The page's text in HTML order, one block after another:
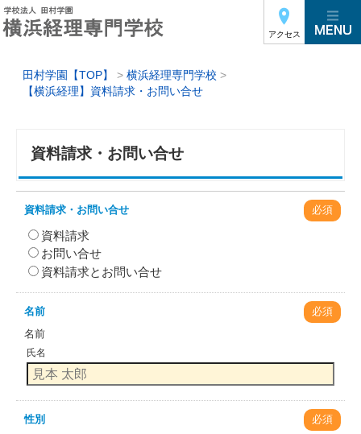
アクセス
田村学園【TOP】 > 横浜経理専門学校 >
【横浜経理】資料請求・お問い合せ
資料請求・お問い合せ
資料請求・お問い合せ 必須
資料請求
お問い合せ
資料請求とお問い合せ
名前
必須
名前
氏名
性別
必須